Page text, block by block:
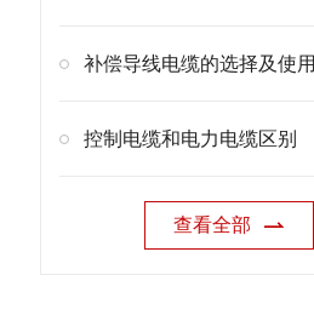
补偿导线电缆的选择及使用
控制电缆和电力电缆区别
查看全部